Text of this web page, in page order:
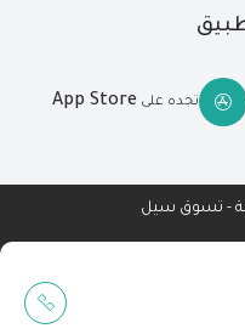
تجده على App Store
- تسوق سيل